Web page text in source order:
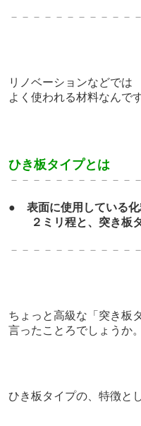
－－－－－－－－－－－
リノベーションなどでは
よく使われる材料なんで
ひき板タイプとは
－－－－－－－－－－－
● 表面に使用している
２ミリ程と、突き板
－－－－－－－－－－－
ちょっと高級な「突き板
言ったことろでしょうか。
ひき板タイプの、特徴と